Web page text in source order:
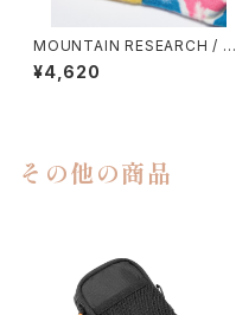
MOUNTAIN RESEARCH / TI
E DYE TABI
¥4,620
その他の商品